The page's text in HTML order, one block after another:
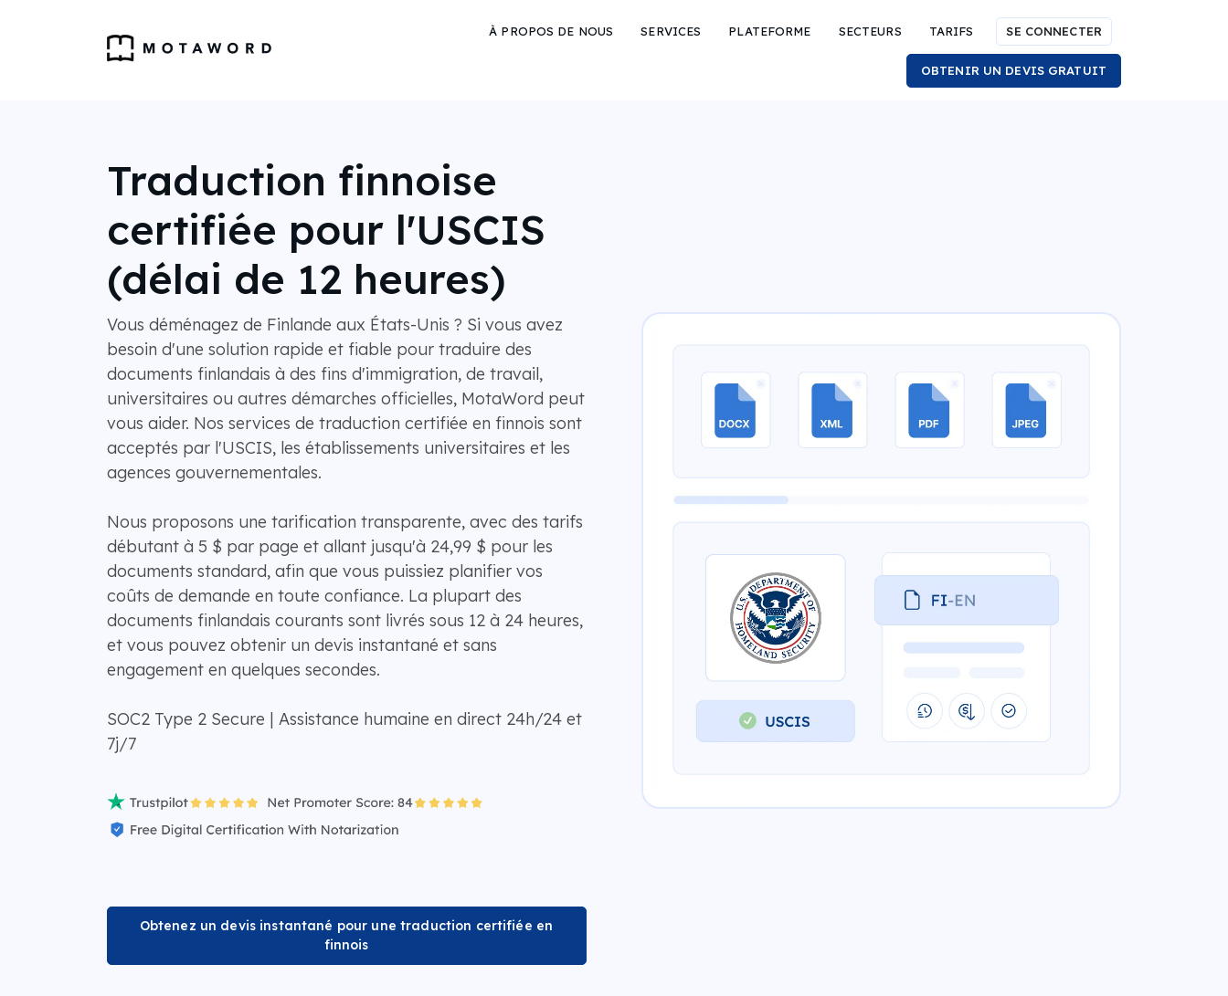
À PROPOS DE NOUS SERVICES PLATEFORME SECTEURS TARIFS SE CONNECTER
OBTENIR UN DEVIS GRATUIT
Traduction finnoise
certifiée pour l'USCIS
(délai de 12 heures)
Vous déménagez de Finlande aux États-Unis ? Si vous avez
besoin d'une solution rapide et fiable pour traduire des
documents finlandais à des fins d'immigration, de travail,
universitaires ou autres démarches officielles, MotaWord peut
vous aider. Nos services de traduction certifiée en finnois sont
acceptés par l'USCIS, les établissements universitaires et les
agences gouvernementales.
Nous proposons une tarification transparente, avec des tarifs
débutant à 5 $ par page et allant jusqu'à 24,99 $ pour les
documents standard, afin que vous puissiez planifier vos
coûts de demande en toute confiance. La plupart des
documents finlandais courants sont livrés sous 12 à 24 heures,
et vous pouvez obtenir un devis instantané et sans
engagement en quelques secondes.
SOC2 Type 2 Secure | Assistance humaine en direct 24h/24 et
7j/7
Obtenez un devis instantané pour une traduction certifiée en
finnois